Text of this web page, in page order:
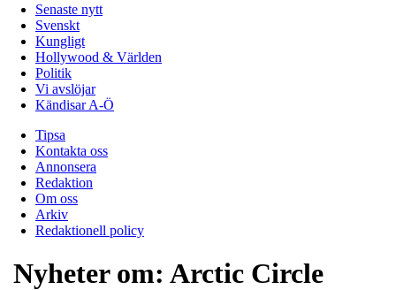
Senaste nytt
Svenskt
Kungligt
Hollywood & Världen
Politik
Vi avslöjar
Kändisar A-Ö
Tipsa
Kontakta oss
Annonsera
Redaktion
Om oss
Arkiv
Redaktionell policy
Nyheter om: Arctic Circle